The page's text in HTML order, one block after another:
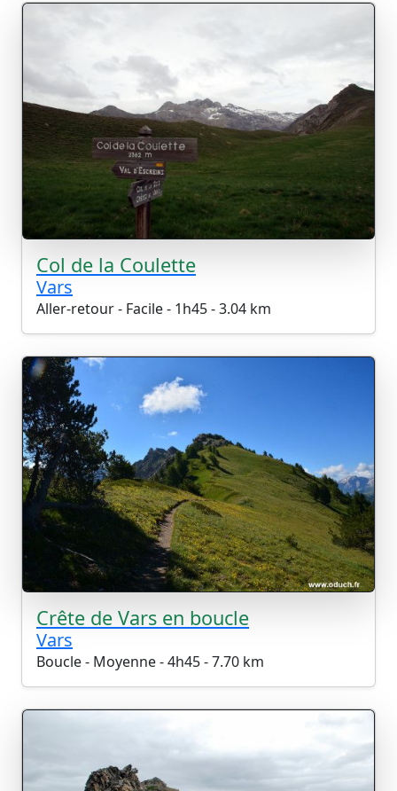
Col de la Coulette
Vars
Aller-retour - Facile - 1h45 - 3.04 km
Crête de Vars en boucle
Vars
Boucle - Moyenne - 4h45 - 7.70 km